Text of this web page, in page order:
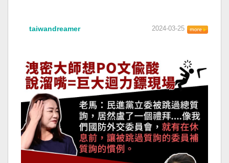
taiwandreamer 2024-03-25